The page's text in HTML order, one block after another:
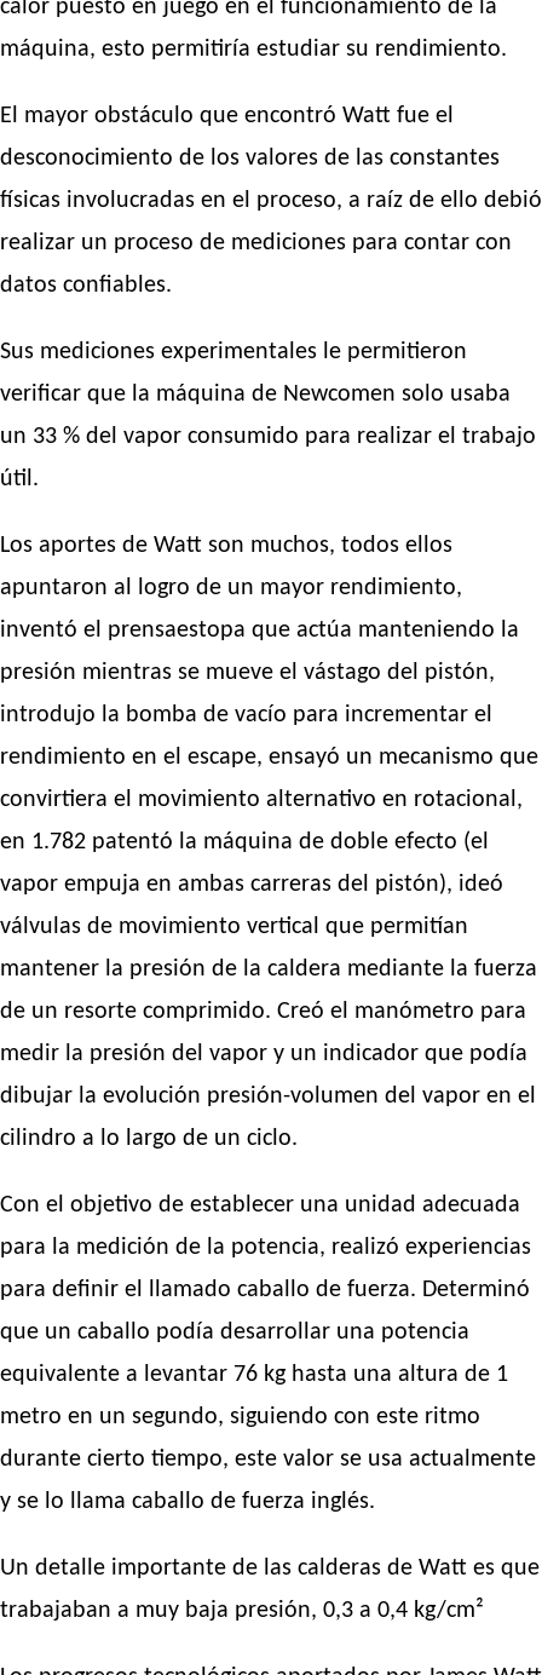
calor puesto en juego en el funcionamiento de la
máquina, esto permitiría estudiar su rendimiento.
El mayor obstáculo que encontró Watt fue el
desconocimiento de los valores de las constantes
físicas involucradas en el proceso, a raíz de ello debió
realizar un proceso de mediciones para contar con
datos confiables.
Sus mediciones experimentales le permitieron
verificar que la máquina de Newcomen solo usaba
un 33 % del vapor consumido para realizar el trabajo
útil.
Los aportes de Watt son muchos, todos ellos
apuntaron al logro de un mayor rendimiento,
inventó el prensaestopa que actúa manteniendo la
presión mientras se mueve el vástago del pistón,
introdujo la bomba de vacío para incrementar el
rendimiento en el escape, ensayó un mecanismo que
convirtiera el movimiento alternativo en rotacional,
en 1.782 patentó la máquina de doble efecto (el
vapor empuja en ambas carreras del pistón), ideó
válvulas de movimiento vertical que permitían
mantener la presión de la caldera mediante la fuerza
de un resorte comprimido. Creó el manómetro para
medir la presión del vapor y un indicador que podía
dibujar la evolución presión-volumen del vapor en el
cilindro a lo largo de un ciclo.
Con el objetivo de establecer una unidad adecuada
para la medición de la potencia, realizó experiencias
para definir el llamado caballo de fuerza. Determinó
que un caballo podía desarrollar una potencia
equivalente a levantar 76 kg hasta una altura de 1
metro en un segundo, siguiendo con este ritmo
durante cierto tiempo, este valor se usa actualmente
y se lo llama caballo de fuerza inglés.
Un detalle importante de las calderas de Watt es que
trabajaban a muy baja presión, 0,3 a 0,4 kg/cm²